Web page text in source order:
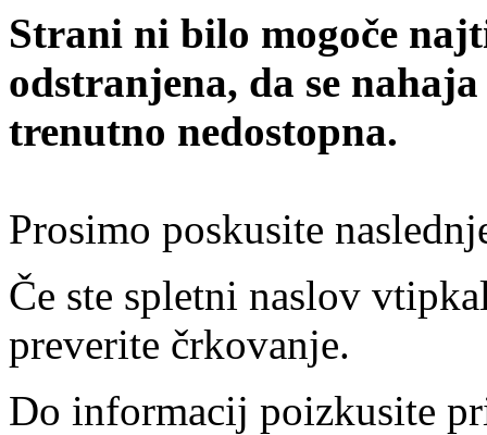
Strani ni bilo mogoče
odstranjena, da se
trenutno nedostopna.
Prosimo poskusite
Če ste spletni naslov
preverite črkovanje.
Do informacij poizkusite